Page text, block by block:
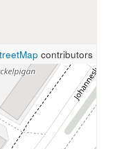
contributors